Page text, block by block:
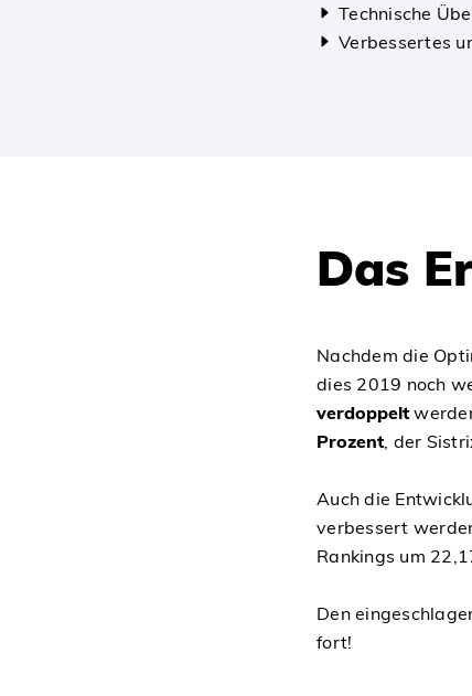
Technische
Verbessertes
Das
Nachdem die
dies 2019 noch
verdoppelt
Prozent , der
Auch die
verbessert
Rankings um
Den
fort!